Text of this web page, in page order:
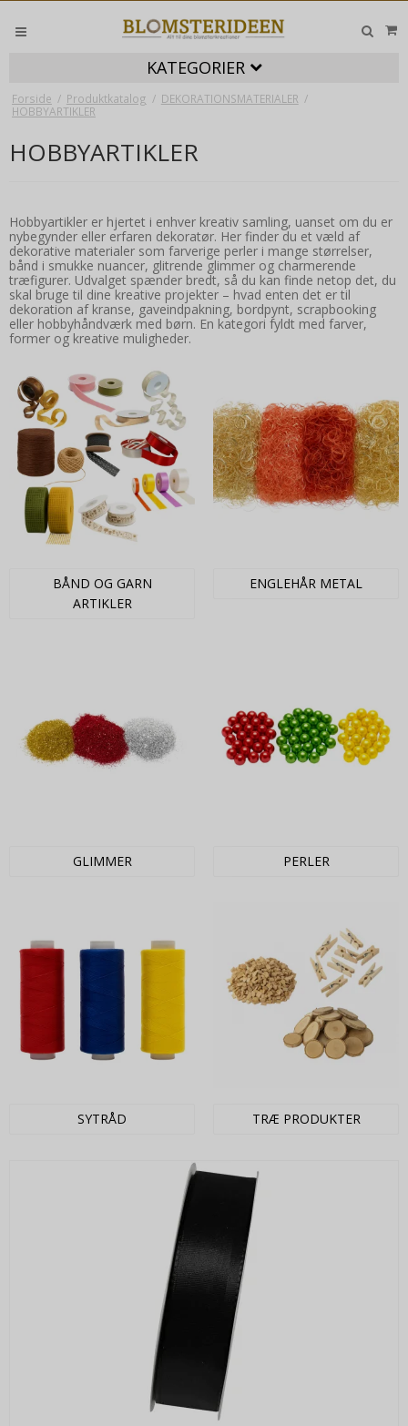
KATEGORIER
Forside / Produktkatalog / DEKORATIONSMATERIALER /
HOBBYARTIKLER
HOBBYARTIKLER
Hobbyartikler er hjertet i enhver kreativ samling, uanset om du er
nybegynder eller erfaren dekoratør. Her finder du et væld af
dekorative materialer som farverige perler i mange størrelser,
bånd i smukke nuancer, glitrende glimmer og charmerende
træfigurer. Udvalget spænder bredt, så du kan finde netop det, du
skal bruge til dine kreative projekter – hvad enten det er til
dekoration af kranse, gaveindpakning, bordpynt, scrapbooking
eller hobbyhåndværk med børn. En kategori fyldt med farver,
former og kreative muligheder.
BÅND OG GARN
ARTIKLER
ENGLEHÅR METAL
GLIMMER PERLER
SYTRÅD TRÆ PRODUKTER